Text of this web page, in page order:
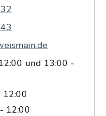
und 13:00 -
12:00
12:00